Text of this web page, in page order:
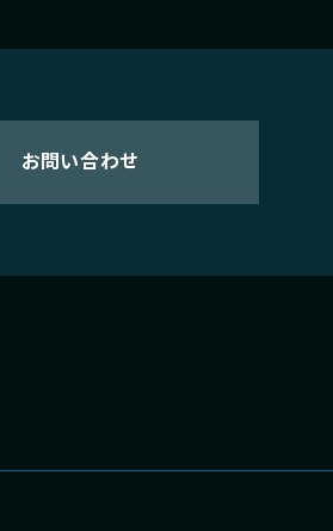
お問い合わせ